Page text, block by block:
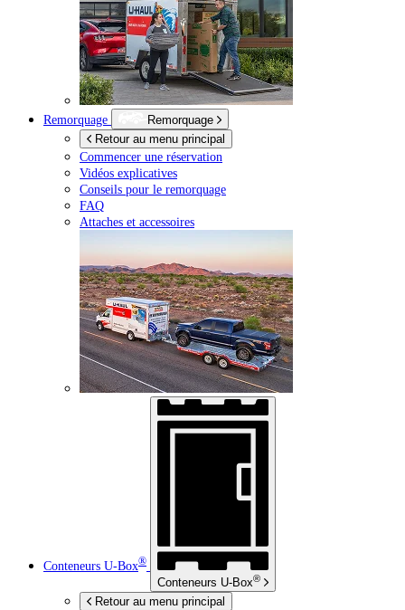
Remorquage
Remorquage
Retour au menu principal
Commencer une réservation
Vidéos explicatives
Conseils pour le remorquage
FAQ
Attaches et accessoires
Conteneurs U-Box®
Conteneurs U-Box®
Retour au menu principal